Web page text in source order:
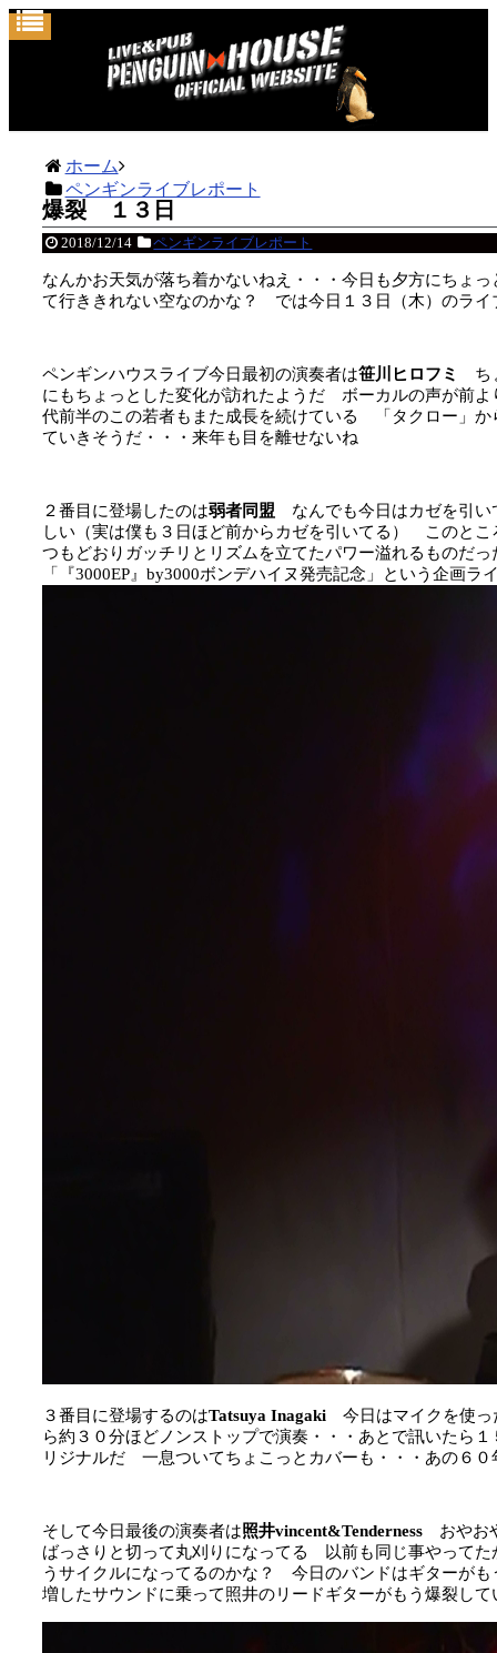
ホーム
ペンギンライブレポート
爆裂 １３日
2018/12/14 ペンギンライブレポート
なんかお天気が落ち着かないねえ・・・今日も夕方にちょ
て行ききれない空なのかな？ では今日１３日（木）のライ
ペンギンハウスライブ今日最初の演奏者は笹川ヒロフミ ち
にもちょっとした変化が訪れたようだ ボーカルの声が前
代前半のこの若者もまた成長を続けている 「タクロー」か
ていきそうだ・・・来年も目を離せないね
２番目に登場したのは弱者同盟 なんでも今日はカゼを引
しい（実は僕も３日ほど前からカゼを引いてる） このと
つもどおりガッチリとリズムを立てたパワー溢れるものだ
「『3000EP』by3000ボンデハイヌ発売記念」という企画
３番目に登場するのはTatsuya Inagaki 今日はマイクを使
ら約３０分ほどノンストップで演奏・・・あとで訊いたら
リジナルだ 一息ついてちょこっとカバーも・・・あの６０
そして今日最後の演奏者は照井vincent&Tenderness おやお
ばっさりと切って丸刈りになってる 以前も同じ事やって
うサイクルになってるのかな？ 今日のバンドはギターが
増したサウンドに乗って照井のリードギターがもう爆裂して